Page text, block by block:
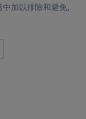
加以排除和避免，